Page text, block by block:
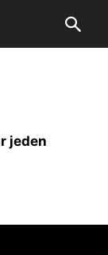
jeden